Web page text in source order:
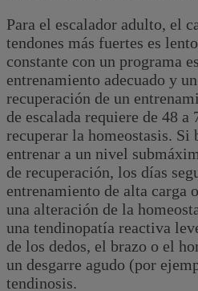
Para el escalador adulto, el
tendones más fuertes es
constante con un programa
entrenamiento adecuado y
recuperación de un
de escalada requiere de 48 a
recuperar la homeostasis. Si
entrenar a un nivel
de recuperación, los días
entrenamiento de alta carga
una alteración de la
una tendinopatía reactiva
de los dedos, el brazo o el
un desgarre agudo (por
tendinosis.